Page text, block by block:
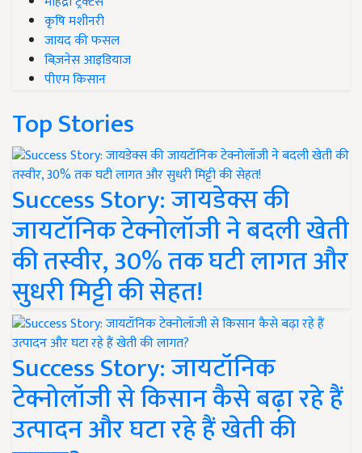
कृषि मशीनरी
जायद की फसल
बिज़नेस आइडियाज
पीएम किसान
Top Stories
Success Story: जायडेक्स की
जायटॉनिक टेक्नोलॉजी ने बदली खेती
की तस्वीर, 30% तक घटी लागत और
सुधरी मिट्टी की सेहत!
Success Story: जायटॉनिक
टेक्नोलॉजी से किसान कैसे बढ़ा रहे हैं
उत्पादन और घटा रहे हैं खेती की